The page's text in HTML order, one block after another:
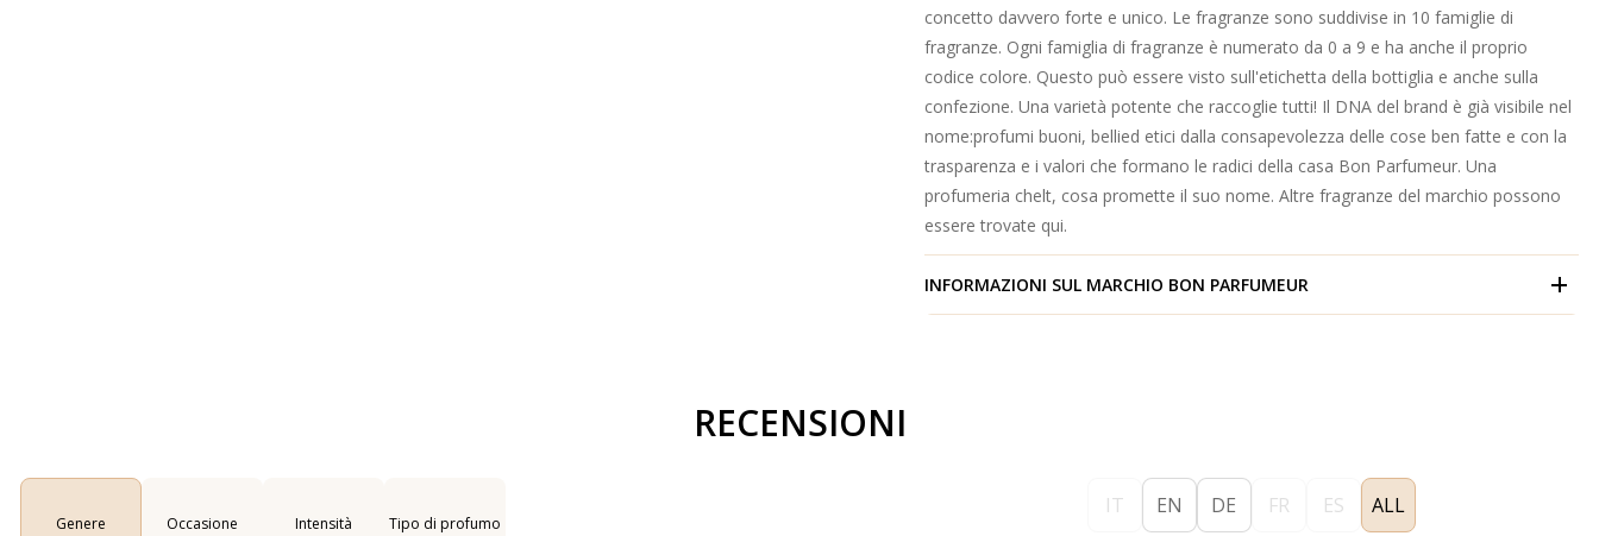
concetto davvero forte e unico. Le fragranze sono suddivise in 10 famiglie di
fragranze. Ogni famiglia di fragranze è numerato da 0 a 9 e ha anche il proprio
codice colore. Questo può essere visto sull'etichetta della bottiglia e anche sulla
confezione. Una varietà potente che raccoglie tutti! Il DNA del brand è già visibile nel
nome:profumi buoni, bellied etici dalla consapevolezza delle cose ben fatte e con la
trasparenza e i valori che formano le radici della casa Bon Parfumeur. Una
profumeria chelt, cosa promette il suo nome. Altre fragranze del marchio possono
essere trovate qui.
INFORMAZIONI SUL MARCHIO BON PARFUMEUR
RECENSIONI
Genere Occasione Intensità Tipo di profumo
IT EN DE FR ES ALL